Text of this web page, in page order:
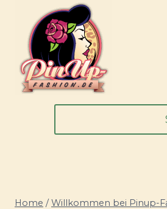
springen
Home / Willkommen bei Pinup-